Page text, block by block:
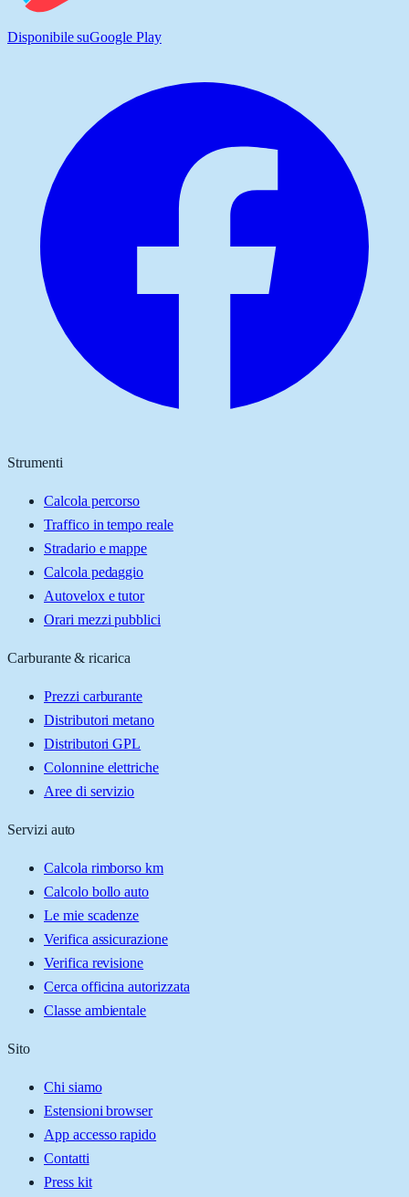
Disponibile suGoogle Play
Strumenti
Calcola percorso
Traffico in tempo reale
Stradario e mappe
Calcola pedaggio
Autovelox e tutor
Orari mezzi pubblici
Carburante & ricarica
Prezzi carburante
Distributori metano
Distributori GPL
Colonnine elettriche
Aree di servizio
Servizi auto
Calcola rimborso km
Calcolo bollo auto
Le mie scadenze
Verifica assicurazione
Verifica revisione
Cerca officina autorizzata
Classe ambientale
Sito
Chi siamo
Estensioni browser
App accesso rapido
Contatti
Press kit